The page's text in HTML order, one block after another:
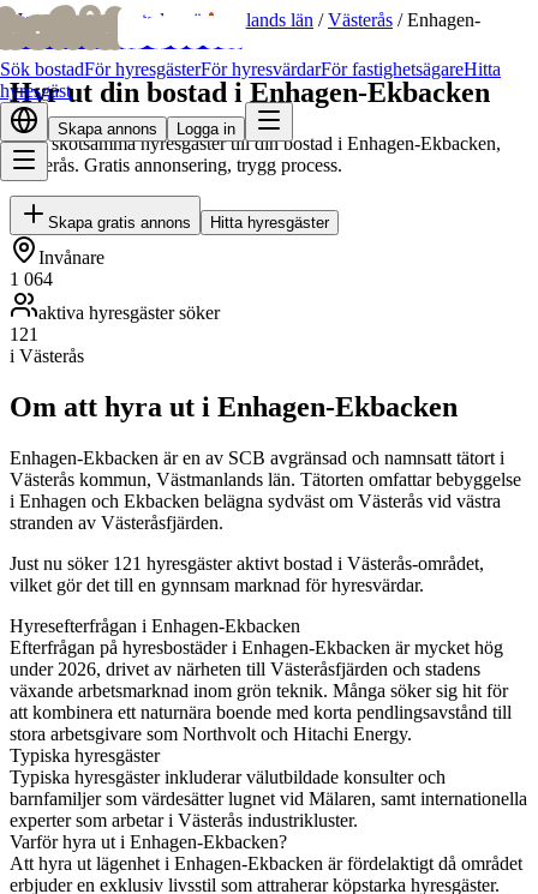
bofridbofrid
Sök bostadFör hyresgästerFör hyresvärdarFör fastighetsägareHitta
hyresgäst
Skapa annons Logga in
Hem/ Hyr ut bostad Västmanlands län /Västerås /Enhagen-
Ekbacken
Hyr ut din bostad i Enhagen-Ekbacken
Hitta skötsamma hyresgäster till din bostad i Enhagen-Ekbacken,
Västerås. Gratis annonsering, trygg process.
Skapa gratis annons Hitta hyresgäster
Invånare
1 064
aktiva hyresgäster söker
121
i Västerås
Om att hyra ut i Enhagen-Ekbacken
Enhagen-Ekbacken är en av SCB avgränsad och namnsatt tätort i
Västerås kommun, Västmanlands län. Tätorten omfattar bebyggelse
i Enhagen och Ekbacken belägna sydväst om Västerås vid västra
stranden av Västeråsfjärden.
Just nu söker 121 hyresgäster aktivt bostad i Västerås-området,
vilket gör det till en gynnsam marknad för hyresvärdar.
Hyresefterfrågan i Enhagen-Ekbacken
Efterfrågan på hyresbostäder i Enhagen-Ekbacken är mycket hög
under 2026, drivet av närheten till Västeråsfjärden och stadens
växande arbetsmarknad inom grön teknik. Många söker sig hit för
att kombinera ett naturnära boende med korta pendlingsavstånd till
stora arbetsgivare som Northvolt och Hitachi Energy.
Typiska hyresgäster
Typiska hyresgäster inkluderar välutbildade konsulter och
barnfamiljer som värdesätter lugnet vid Mälaren, samt internationella
experter som arbetar i Västerås industrikluster.
Varför hyra ut i Enhagen-Ekbacken?
Att hyra ut lägenhet i Enhagen-Ekbacken är fördelaktigt då området
erbjuder en exklusiv livsstil som attraherar köpstarka hyresgäster.